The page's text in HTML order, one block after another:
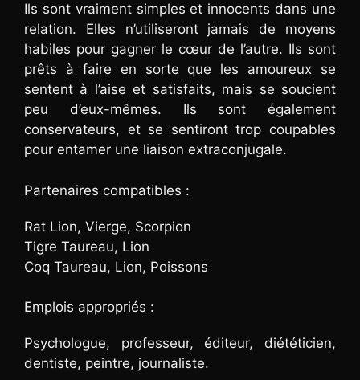
Ils sont vraiment simples et innocents dans une
relation. Elles n’utiliseront jamais de moyens
habiles pour gagner le cœur de l’autre. Ils sont
prêts à faire en sorte que les amoureux se
sentent à l’aise et satisfaits, mais se soucient
peu d’eux-mêmes. Ils sont également
conservateurs, et se sentiront trop coupables
pour entamer une liaison extraconjugale.
Partenaires compatibles :
Rat Lion, Vierge, Scorpion
Tigre Taureau, Lion
Coq Taureau, Lion, Poissons
Emplois appropriés :
Psychologue, professeur, éditeur, diététicien,
dentiste, peintre, journaliste.